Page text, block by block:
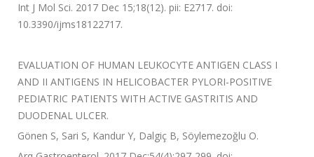
Int J Mol Sci. 2017 Dec 15;18(12). pii: E2717. doi:
10.3390/ijms18122717.
EVALUATION OF HUMAN LEUKOCYTE ANTIGEN CLASS I
AND II ANTIGENS IN HELICOBACTER PYLORI-POSITIVE
PEDIATRIC PATIENTS WITH ACTIVE GASTRITIS AND
DUODENAL ULCER.
Gönen S, Sari S, Kandur Y, Dalgiç B, Söylemezoğlu O.